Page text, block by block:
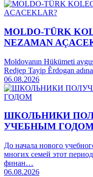
MOLDO-TÜRK
NEZAMAN
Moldovanın Hükümeti
Redjep Tayip Ȇrdogan
06.08.2026
ШКОЛЬНИКИ
УЧЕБНЫМ
До начала нового
многих семей этот
финан…
06.08.2026